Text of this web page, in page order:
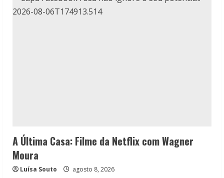
A Última Casa: Filme da Netflix com Wagner
Moura
Luísa Souto agosto 8, 2026